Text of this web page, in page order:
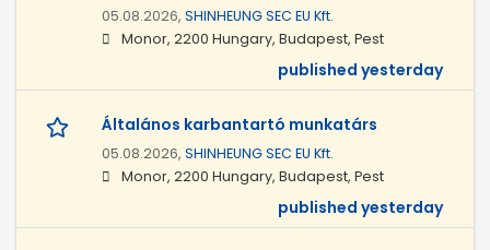
05.08.2026, SHINHEUNG SEC EU Kft.
Monor, 2200 Hungary, Budapest, Pest
published yesterday
Általános karbantartó munkatárs
05.08.2026, SHINHEUNG SEC EU Kft.
Monor, 2200 Hungary, Budapest, Pest
published yesterday